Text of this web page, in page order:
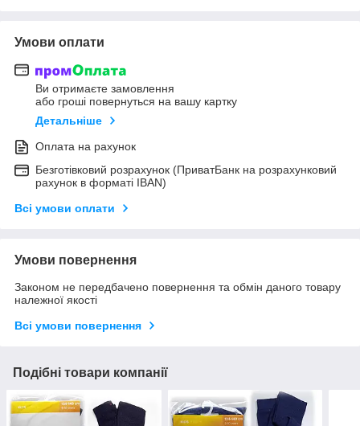
Умови оплати
Ви отримаєте замовлення
або гроші повернуться на вашу картку
Детальніше
Оплата на рахунок
Безготівковий розрахунок (ПриватБанк на розрахунковий
рахунок в форматі IBAN)
Всі умови оплати
Умови повернення
Законом не передбачено повернення та обмін даного товару
належної якості
Всі умови повернення
Подібні товари компанії